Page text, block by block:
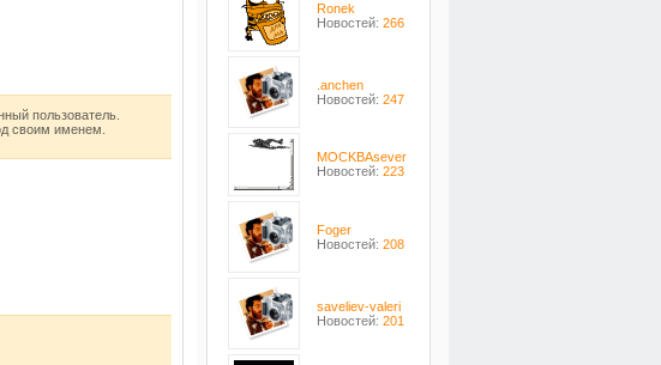
пользователь.
своим именем.
Ronek
Новостей: 266
.anchen
Новостей: 247
MOCKBAsever
Новостей: 223
Foger
Новостей: 208
saveliev-valeri
Новостей: 201